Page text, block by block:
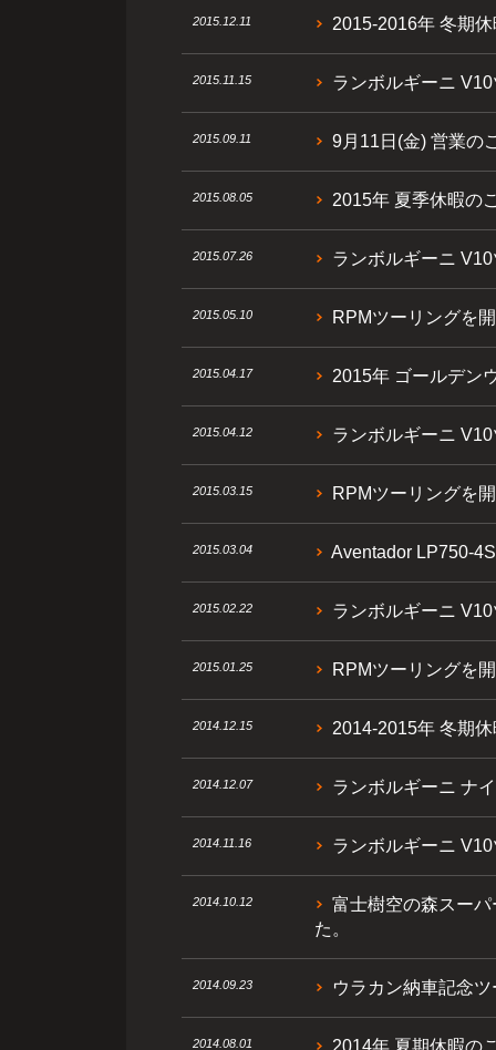
2015.12.11 2015-2016年 冬期休
2015.11.15 ランボルギーニ V10
2015.09.11 9月11日(金) 営業の
2015.08.05 2015年 夏季休暇の
2015.07.26 ランボルギーニ V10
2015.05.10 RPMツーリングを開
2015.04.17 2015年 ゴールデン
2015.04.12 ランボルギーニ V10
2015.03.15 RPMツーリングを開
2015.03.04 Aventador LP750-
2015.02.22 ランボルギーニ V10
2015.01.25 RPMツーリングを開
2014.12.15 2014-2015年 冬期休
2014.12.07 ランボルギーニ ナイ
2014.11.16 ランボルギーニ V10
2014.10.12
富士樹空の森スーパ
た。
2014.09.23 ウラカン納車記念ツ
2014.08.01 2014年 夏期休暇の